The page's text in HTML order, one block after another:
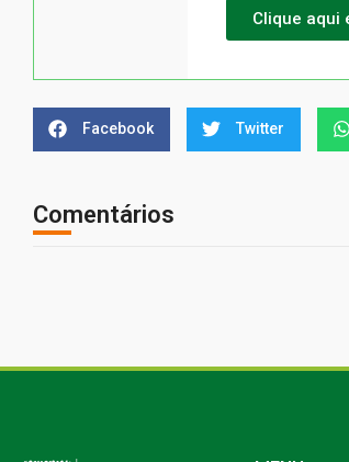
Clique aqui
Facebook Twitter
Comentários